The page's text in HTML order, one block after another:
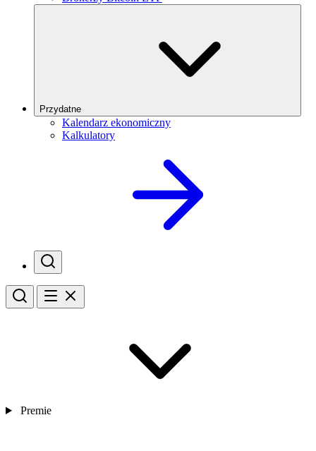
Przydatne
Kalendarz ekonomiczny
Kalkulatory
Premie